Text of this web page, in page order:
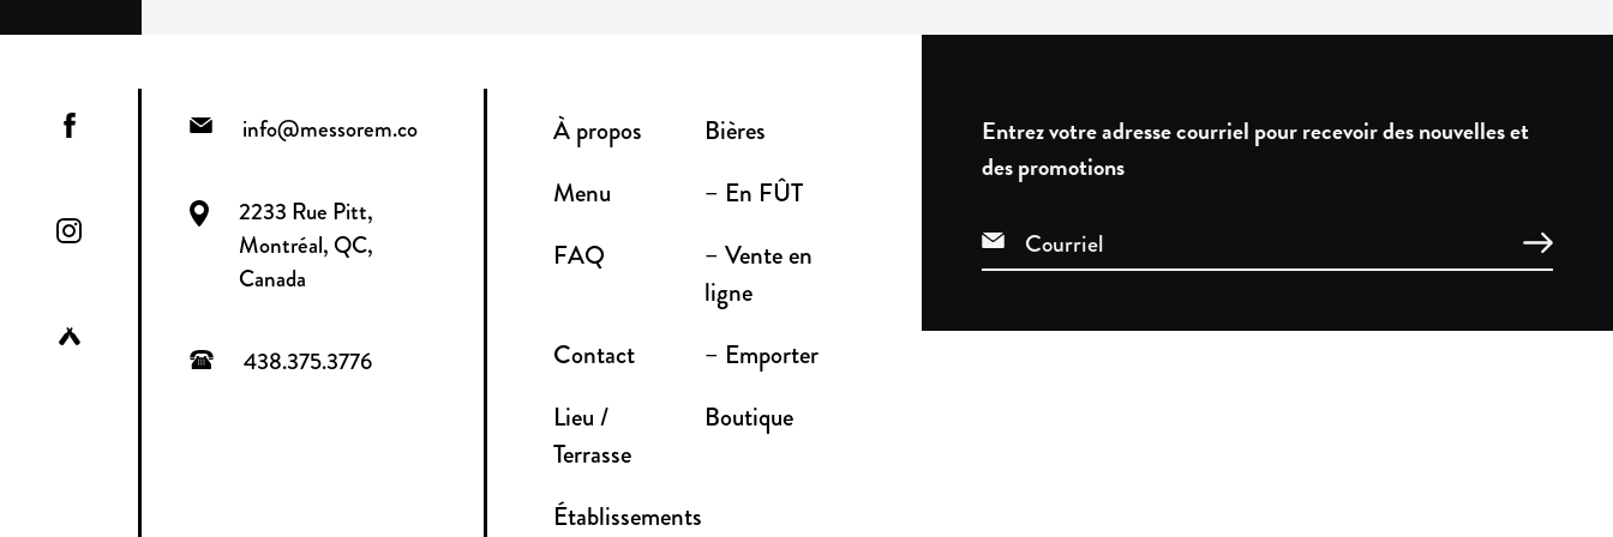
info@messorem.co
2233 Rue Pitt,
Montréal, QC,
Canada
438.375.3776
À propos
Bières
Menu
– En FÛT
FAQ
– Vente en
ligne
Contact
– Emporter
Lieu /
Terrasse
Boutique
Établissements
Entrez votre adresse courriel pour recevoir des nouvelles et
des promotions